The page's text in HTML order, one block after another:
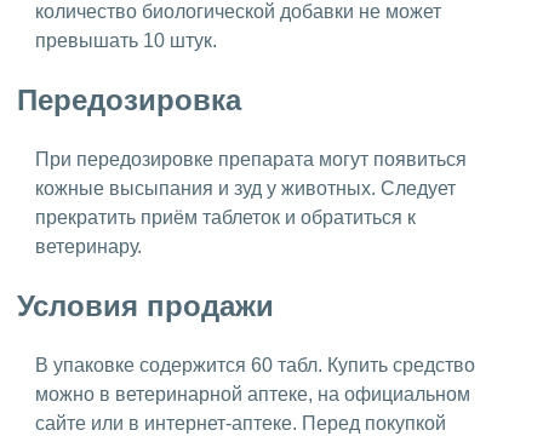
количество биологической добавки не может
превышать 10 штук.
Передозировка
При передозировке препарата могут появиться
кожные высыпания и зуд у животных. Следует
прекратить приём таблеток и обратиться к
ветеринару.
Условия продажи
В упаковке содержится 60 табл. Купить средство
можно в ветеринарной аптеке, на официальном
сайте или в интернет-аптеке. Перед покупкой